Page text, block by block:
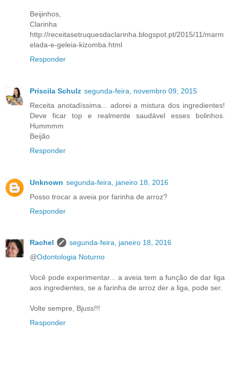
Beijinhos,
Clarinha
http://receitasetruquesdaclarinha.blogspot.pt/2015/11/marm
elada-e-geleia-kizomba.html
Responder
Priscila Schulz segunda-feira, novembro 09, 2015
Receita anotadíssima... adorei a mistura dos ingredientes!
Deve ficar top e realmente saudável esses bolinhos.
Hummmm
Beijão
Responder
Unknown segunda-feira, janeiro 18, 2016
Posso trocar a aveia por farinha de arroz?
Responder
Rachel
segunda-feira, janeiro 18, 2016
@Odontologia Noturno
Você pode experimentar... a aveia tem a função de dar liga
aos ingredientes, se a farinha de arroz der a liga, pode ser.
Volte sempre, Bjuss!!!
Responder